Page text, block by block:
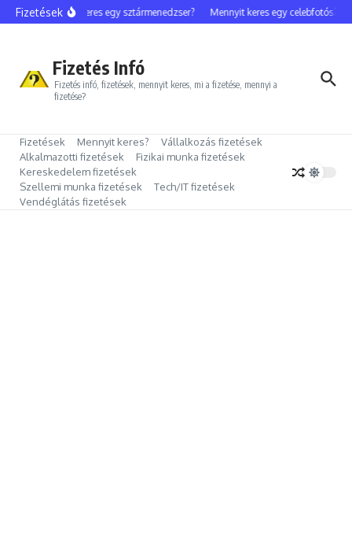
Ugrás a tartalomhoz
Fizetések
Mennyit keres egy sztármenedzser? Mennyit keres egy celebfotós?
Fizetés Infó
Fizetés infó, fizetések, mennyit keres, mi a fizetése, mennyi a
fizetése?
Fizetések Mennyit keres?
Vállalkozás fizetések
Alkalmazotti fizetések
Fizikai munka fizetések
Kereskedelem fizetések
Szellemi munka fizetések
Tech/IT fizetések
Vendéglátás fizetések